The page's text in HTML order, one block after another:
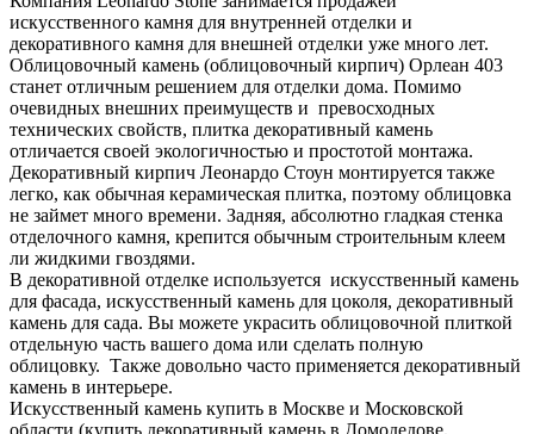
искусственного камня для внутренней отделки и
декоративного камня для внешней отделки уже много лет.
Облицовочный камень (облицовочный кирпич) Орлеан 403
станет отличным решением для отделки дома. Помимо
очевидных внешних преимуществ и превосходных
технических свойств, плитка декоративный камень
отличается своей экологичностью и простотой монтажа.
Декоративный кирпич Леонардо Стоун монтируется также
легко, как обычная керамическая плитка, поэтому облицовка
не займет много времени. Задняя, абсолютно гладкая стенка
отделочного камня, крепится обычным строительным клеем
ли жидкими гвоздями.
В декоративной отделке используется искусственный камень
для фасада, искусственный камень для цоколя, декоративный
камень для сада. Вы можете украсить облицовочной плиткой
отдельную часть вашего дома или сделать полную
облицовку. Также довольно часто применяется декоративный
камень в интерьере.
Искусственный камень купить в Москве и Московской